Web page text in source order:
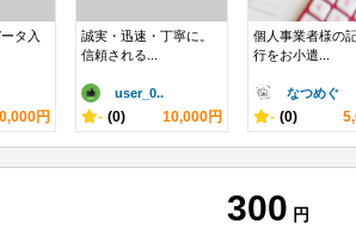
タ入
円
誠実・迅速・丁寧に。
信頼される...
user_0..
- (0) 10,000円
個人事業者様の
行をお小遣...
なつめぐ
- (0)
300 円